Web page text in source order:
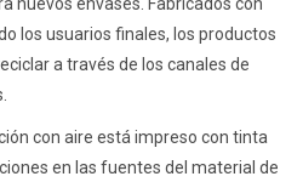
los usuarios finales, los productos
a través de los canales de
con aire está impreso con tinta
en las fuentes del material de